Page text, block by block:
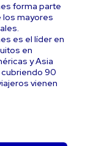
forma parte
los mayores
es el líder en
en
y Asia
90
vienen